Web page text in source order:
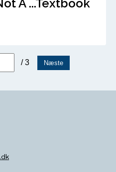
A ...Textbook
/ 3 Næste